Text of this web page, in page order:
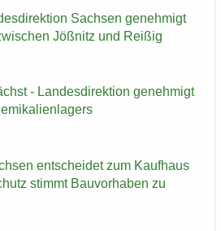
Sach­sen ge­neh­migt
Jöß­nitz und Rei­ßig
- Lan­des­di­rek­ti­on ge­neh­migt
ent­schei­det zum Kauf­haus
stimmt Bau­vor­ha­ben zu